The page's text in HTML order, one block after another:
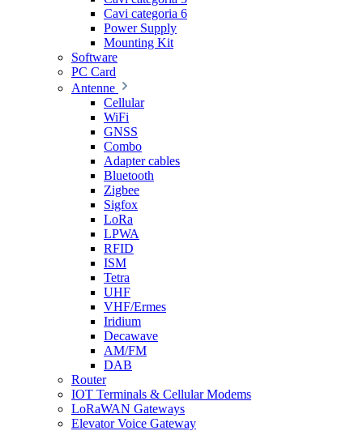
Cavi categoria 6
Power Supply
Mounting Kit
Software
PC Card
Antenne
Cellular
WiFi
GNSS
Combo
Adapter cables
Bluetooth
Zigbee
Sigfox
LoRa
LPWA
RFID
ISM
Tetra
UHF
VHF/Ermes
Iridium
Decawave
AM/FM
DAB
Router
IOT Terminals & Cellular Modems
LoRaWAN Gateways
Elevator Voice Gateway